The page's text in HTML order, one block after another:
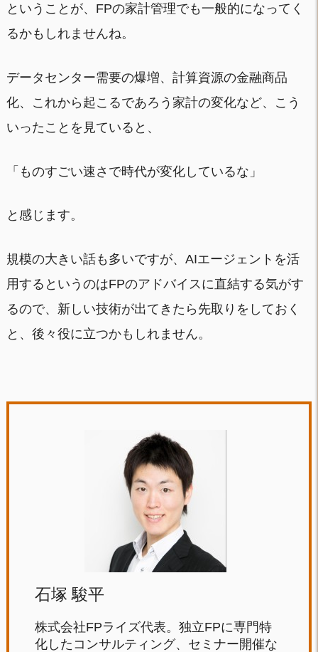
ということが、FPの家計管理でも一般的になってく
るかもしれませんね。
データセンター需要の爆増、計算資源の金融商品
化、これから起こるであろう家計の変化など、こう
いったことを見ていると、
「ものすごい速さで時代が変化しているな」
と感じます。
規模の大きい話も多いですが、AIエージェントを活
用するというのはFPのアドバイスに直結する気がす
るので、新しい技術が出てきたら先取りをしておく
と、後々役に立つかもしれません。
石塚 駿平
株式会社FPライズ代表。独立FPに専門特
化したコンサルティング、セミナー開催な